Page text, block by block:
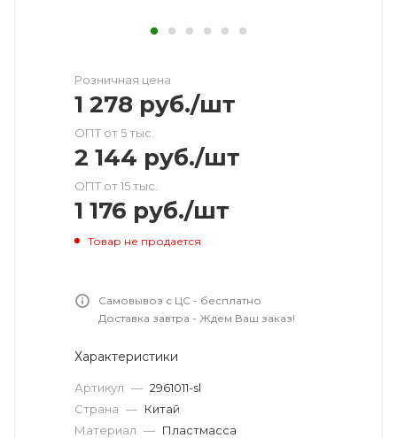
Розничная цена
1 278 руб./шт
ОПТ от 5 тыс.
2 144 руб./шт
ОПТ от 15 тыс.
1 176 руб./шт
Товар не продается
Самовывоз с ЦС - бесплатно
Доставка завтра - Ждем Ваш заказ!
Характеристики
Артикул — 2961011-sl
Страна — Китай
Материал — Пластмасса